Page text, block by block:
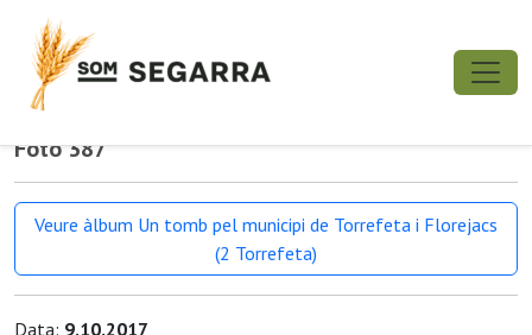
Foto 387
Veure àlbum Un tomb pel municipi de Torrefeta i Florejacs
(2 Torrefeta)
Data: 9.10.2017